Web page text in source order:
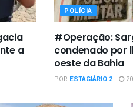
a
POLÍCIA
#Operação:
condenado por
oeste da Bahia
POR ESTAGIÁRIO 2